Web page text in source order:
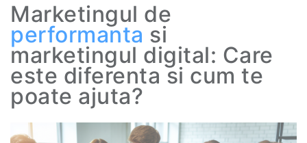
Marketingul de
performanta si
marketingul digital: Care
este diferenta si cum te
poate ajuta?